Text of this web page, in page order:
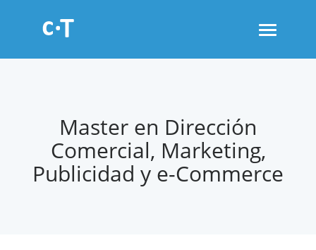
Toggle
Master en Dirección
Comercial, Marketing,
Publicidad y e-Commerce